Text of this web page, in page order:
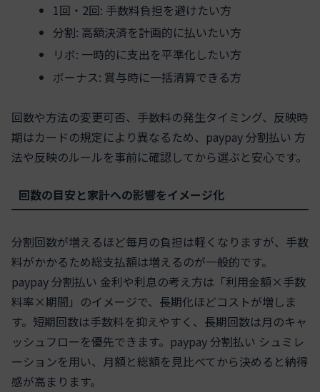
1回・2回: 手数料負担を避けたい方
分割: 高額決済を計画的に払いたい方
リボ: 一時的に支出を平準化したい方
ボーナス: 賞与時に一括清算できる方
回数や方法の変更可否、手数料の発生タイミング、反映時
期はカードの規定により異なるため、paypay 分割払い 方
法や反映のルールを事前に確認してから選ぶと安心です。
回数の目安と家計への影響をイメージ化
分割回数が増えるほど毎月の負担は軽くなりますが、手数
料がかかるため総支払額は増えるのが一般的です。
paypay 分割払い 金利や利息の考え方は「利用金額×手数
料率×期間」のイメージで、長期化ほどコストが増しま
す。短期回数は手数料を抑えやすく、長期回数は月のキャ
ッシュフローを優先できます。paypay 分割払い シュミレ
ーションを用い、月額と総額を見比べてから決めると納得
感が高まります。